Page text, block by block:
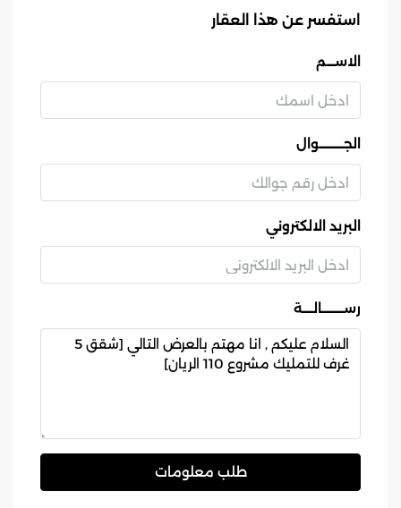
استفسر عن هذا العقار
الاســـم
الجـــــــــوال
البريد الالكتروني
رســــــــالــــة
طلب معلومات